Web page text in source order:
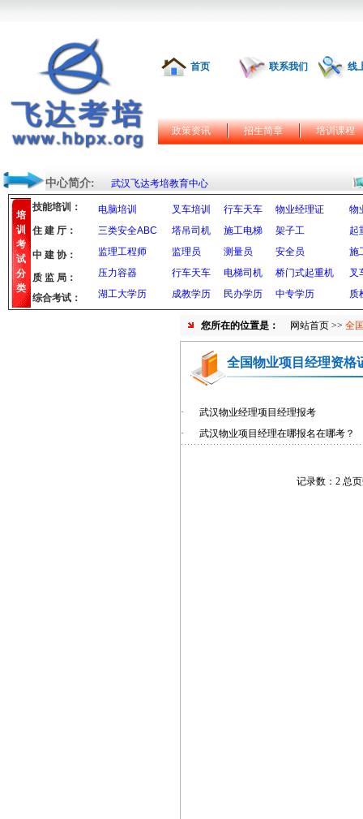
首页 联系我们 线
政策资讯 招生简章 培训课程
中心简介: 武汉飞达考培教育中心
培
训
考
试
分
类
技能培训： 电脑培训 叉车培训 行车天车 物业经理证
物
三类安全ABC
塔吊司机 施工电梯 架子工
起
监理工程师
监理员 测量员 安全员
施
压力容器
行车天车 电梯司机 桥门式起重机
叉
湖工大学历
成教学历 民办学历 中专学历 质
住 建 厅：
中 建 协：
质 监 局：
综合考试：
您所在的位置是： 网站首页 >> 全
全国物业项目经理资格
·
武汉物业经理项目经理报考
·
武汉物业项目经理在哪报名在哪考？
记录数：2 总